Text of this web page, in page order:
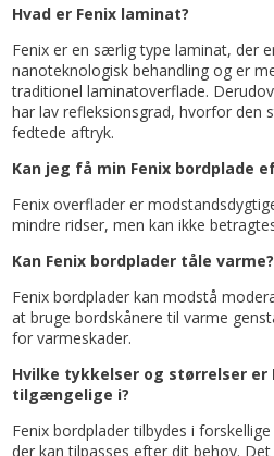
Hvad er Fenix laminat?
Fenix er en særlig type laminat, der
nanoteknologisk behandling og er
traditionel laminatoverflade.
har lav refleksionsgrad, hvorfor den
fedtede aftryk.
Kan jeg få min Fenix bordplade
Fenix overflader er
mindre ridser, men kan ikke
Kan Fenix bordplader tåle varme?
Fenix bordplader kan modstå
at bruge bordskånere til varme
for varmeskader.
Hvilke tykkelser og størrelser er
tilgængelige i?
Fenix bordplader tilbydes i
der kan tilpasses efter dit behov.